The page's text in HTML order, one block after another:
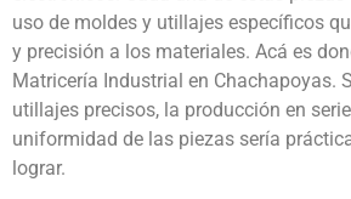
uso de moldes y utillajes específicos
y precisión a los materiales. Acá es
Matricería Industrial en Chachapoyas.
utillajes precisos, la producción en
uniformidad de las piezas sería
lograr.